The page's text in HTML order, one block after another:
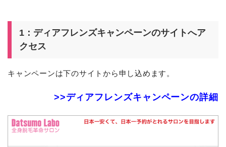
1：ディアフレンズキャンペーンのサイトへア
クセス
キャンペーンは下のサイトから申し込めます。
>>ディアフレンズキャンペーンの詳細